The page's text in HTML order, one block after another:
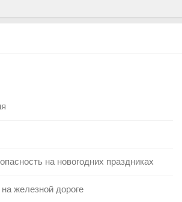
на новогодних праздниках
железной дороге